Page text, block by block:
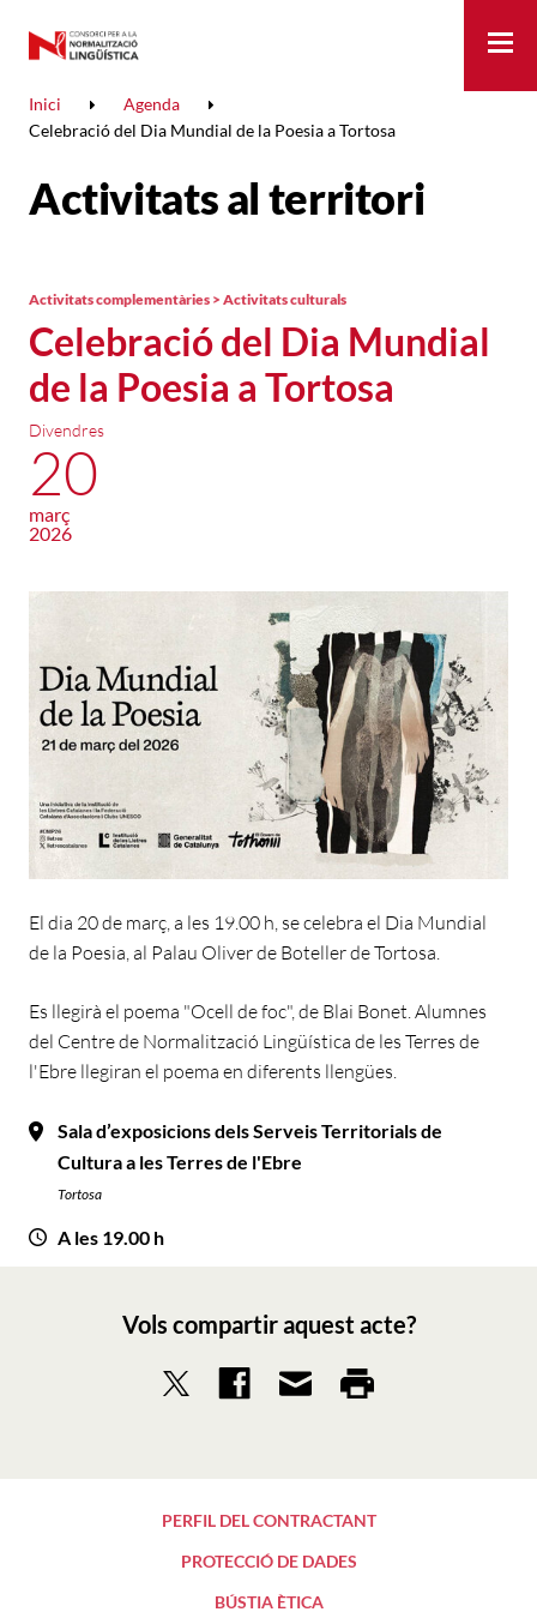
Inici
Agenda
Celebració del Dia Mundial de la Poesia a Tortosa
Activitats al territori
Celebració del Dia Mundial
de la Poesia a Tortosa
Activitats complementàries > Activitats culturals
Divendres
20
març
2026
El dia 20 de març, a les 19.00 h, se celebra el Dia Mundial
de la Poesia, al Palau Oliver de Boteller de Tortosa.
Es llegirà el poema "Ocell de foc", de Blai Bonet. Alumnes
del Centre de Normalització Lingüística de les Terres de
l'Ebre llegiran el poema en diferents llengües.
Sala d’exposicions dels Serveis Territorials de
Cultura a les Terres de l'Ebre
Tortosa
A les 19.00 h
Vols compartir aquest acte?
PERFIL DEL CONTRACTANT
PROTECCIÓ DE DADES
BÚSTIA ÈTICA